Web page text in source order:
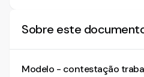
II. DA TEMPESTIVIDADE
Sobre este
Modelo - contestação